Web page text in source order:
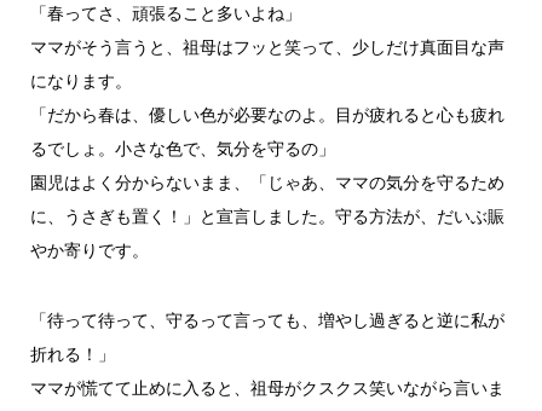
「春ってさ、頑張ること多いよね」
ママがそう言うと、祖母はフッと笑って、少しだけ真面目な声
になります。
「だから春は、優しい色が必要なのよ。目が疲れると心も疲れ
るでしょ。小さな色で、気分を守るの」
園児はよく分からないまま、「じゃあ、ママの気分を守るため
に、うさぎも置く！」と宣言しました。守る方法が、だいぶ賑
やか寄りです。
「待って待って、守るって言っても、増やし過ぎると逆に私が
折れる！」
ママが慌てて止めに入ると、祖母がクスクス笑いながら言いま